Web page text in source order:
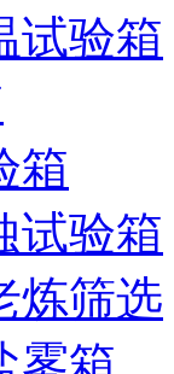
试验箱
箱
试验箱
炼筛选